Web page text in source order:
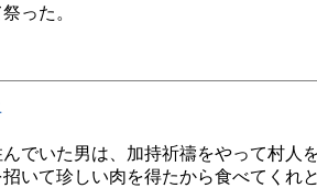
った。
でいた男は、加持祈禱をやって村人
いて珍しい肉を得たから食べてくれ